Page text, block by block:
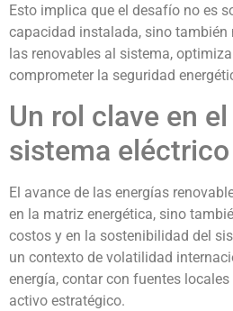
Esto implica que el desafío no es
capacidad instalada, sino también
las renovables al sistema,
comprometer la seguridad
Un rol clave en
sistema eléctrico
El avance de las energías
en la matriz energética, sino
costos y en la sostenibilidad del
un contexto de volatilidad
energía, contar con fuentes
activo estratégico.